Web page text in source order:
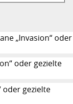
„Invasion“ oder
oder gezielte
oder gezielte